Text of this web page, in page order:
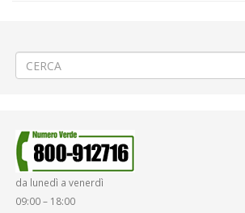
da lunedì a venerdì
09:00 – 18:00